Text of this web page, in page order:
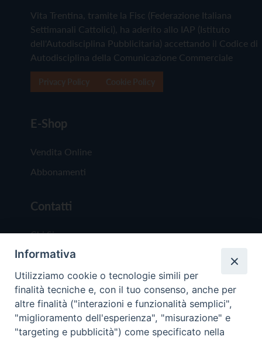
Vita Trentina, tramite la Fisc (Federazione Italiana
Settimanali Cattolici), ha aderito allo IAP (Istituto
dell'Autodisciplina Pubblicitaria) accettando il Codice di
Autodisciplina della Comunicazione Commerciale
E-Shop
Vendita Online
Abbonamenti
Contatti
Chi Siamo
Redazione
Scrivici
Informativa
Utilizziamo cookie o tecnologie simili per
finalità tecniche e, con il tuo consenso, anche per
altre finalità ("interazioni e funzionalità semplici",
"miglioramento dell'esperienza", "misurazione" e
"targeting e pubblicità") come specificato nella